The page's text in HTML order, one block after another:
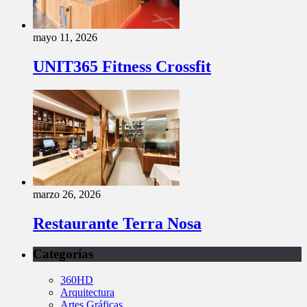
mayo 11, 2026
UNIT365 Fitness Crossfit
marzo 26, 2026
Restaurante Terra Nosa
Categorías
360HD
Arquitectura